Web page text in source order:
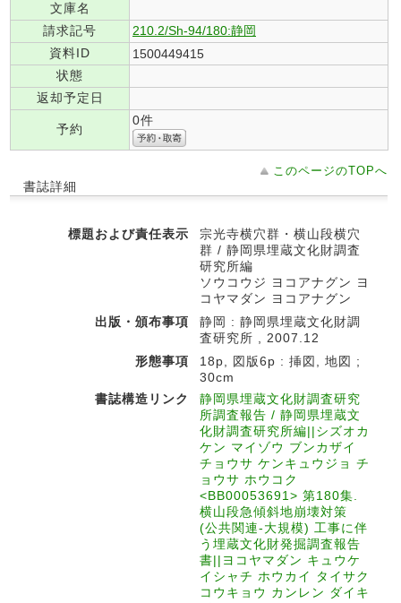
文庫名
請求記号
210.2/Sh-94/180:静岡
資料ID
1500449415
状態
返却予定日
予約
0件
このページのTOPへ
書誌詳細
標題および責任表示
宗光寺横穴群・横山段横穴
群 / 静岡県埋蔵文化財調査
研究所編
ソウコウジ ヨコアナグン ヨ
コヤマダン ヨコアナグン
出版・頒布事項
静岡 : 静岡県埋蔵文化財調
査研究所 , 2007.12
形態事項
18p, 図版6p : 挿図, 地図 ;
30cm
書誌構造リンク
静岡県埋蔵文化財調査研究
所調査報告 / 静岡県埋蔵文
化財調査研究所編||シズオカ
ケン マイゾウ ブンカザイ
チョウサ ケンキュウジョ チ
ョウサ ホウコク
<BB00053691> 第180集.
横山段急傾斜地崩壊対策
(公共関連-大規模) 工事に伴
う埋蔵文化財発掘調査報告
書||ヨコヤマダン キュウケ
イシャチ ホウカイ タイサク
コウキョウ カンレン ダイキ